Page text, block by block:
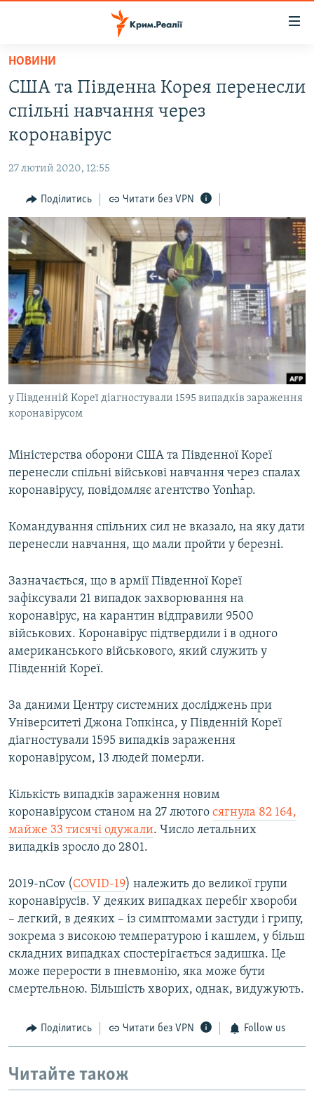
Перейти
основного
матеріалу
до
основної
Перейти
до
пошуку
ВІДЕО ТА ФОТО
БЛОГИ
ПОГЛЯД
ІНТЕРВ'Ю
ВСЕ ЗА ДЕНЬ
СПЕЦПРОЕКТИ
ДЕПОРТАЦІЯ
ВІДЕОУРОКИ «ELIFBE»
СВІДЧЕННЯ ОКУПАЦІЇ
УКРАЇНСЬКА ПРОБЛЕМА КРИМУ
ІНФОГРАФІКА
ЯК ОБІЙТИ БЛОКУВАННЯ
Русский
Qırımtatar
ДОЛУЧАЙСЯ!
Усі сайти RFE/RL
НОВИНИ
США та Південна Корея перенесли
спільні навчання через
коронавірус
27 лютий 2020, 12:55
Поділитись Читати без VPN
у Південній Кореї діагностували 1595 випадків зараження
коронавірусом
Міністерства оборони США та Південної Кореї
перенесли спільні військові навчання через спалах
коронавірусу, повідомляє агентство Yonhap.
Командування спільних сил не вказало, на яку дати
перенесли навчання, що мали пройти у березні.
Зазначається, що в армії Південної Кореї
зафіксували 21 випадок захворювання на
коронавірус, на карантин відправили 9500
військових. Коронавірус підтвердили і в одного
американського військового, який служить у
Південній Кореї.
За даними Центру системних досліджень при
Університеті Джона Гопкінса, у Південній Кореї
діагностували 1595 випадків зараження
коронавірусом, 13 людей померли.
Кількість випадків зараження новим
коронавірусом станом на 27 лютого сягнула 82 164,
майже 33 тисячі одужали. Число летальних
випадків зросло до 2801.
2019-nCov (COVID-19) належить до великої групи
коронавірусів. У деяких випадках перебіг хвороби
– легкий, в деяких – із симптомами застуди і грипу,
зокрема з високою температурою і кашлем, у більш
складних випадках спостерігається задишка. Це
може перерости в пневмонію, яка може бути
смертельною. Більшість хворих, однак, видужують.
Поділитись Читати без VPN Follow us
Читайте також